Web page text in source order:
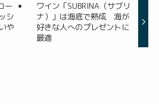
ー
シ
や
ワイン「SUBRINA（サブリ
ナ）」は海底で熟成 海が
好きな人へのプレゼントに
最適